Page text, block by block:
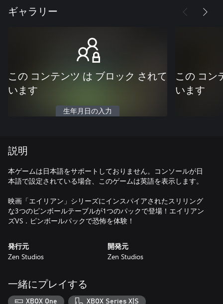
ギャラリー
この コンテンツ は ブロック されて
います
生年月日の入力
この コン
います
説明
本ゲームは日本語をサポートしておりません。コンソールが日
本語で設定されている場合、このゲームは英語を表示します。
映画「エイリアン」シリーズにインスパイアされたスリリング
な3つのピンボールテーブルが1つのパックで登場！エイリアン
ズVS．ピンボールパックで恐怖を体験！
発行元
Zen Studios
開発元
Zen Studios
一緒にプレイする
XBOX One XBOX Series X|S